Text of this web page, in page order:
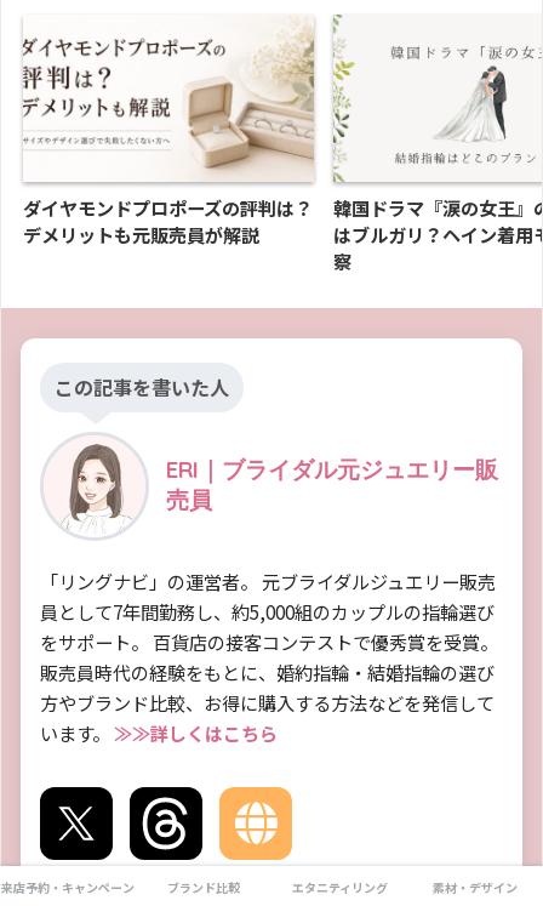
ダイヤモンドプロポーズの評判は？
デメリットも元販売員が解説
韓国ドラマ『涙の女王』
はブルガリ？ヘイン着用
察
この記事を書いた人
ERI｜ブライダル元ジュエリー販
売員
「リングナビ」の運営者。 元ブライダルジュエリー販売
員として7年間勤務し、約5,000組のカップルの指輪選び
をサポート。 百貨店の接客コンテストで優秀賞を受賞。
販売員時代の経験をもとに、婚約指輪・結婚指輪の選び
方やブランド比較、お得に購入する方法などを発信して
います。 ≫≫詳しくはこちら
X Threads Website
来店予約・キャンペーン ブランド比較 エタニティリング 素材・デザイン